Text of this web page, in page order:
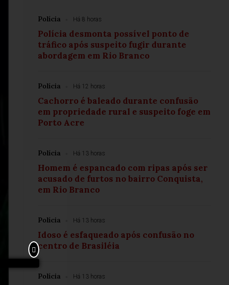
Polícia Há 8 horas
Polícia desmonta possível ponto de
tráfico após suspeito fugir durante
abordagem em Rio Branco
Polícia Há 12 horas
Cachorro é baleado durante confusão
em propriedade rural e suspeito foge em
Porto Acre
Polícia Há 13 horas
Homem é espancado com ripas após ser
acusado de furtos no bairro Conquista,
em Rio Branco
Polícia Há 13 horas
Idoso é esfaqueado após confusão no
centro de Brasiléia
Polícia Há 13 horas